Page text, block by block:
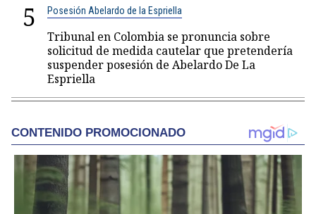
5 Posesión Abelardo de la Espriella
Tribunal en Colombia se pronuncia sobre
solicitud de medida cautelar que pretendería
suspender posesión de Abelardo De La
Espriella